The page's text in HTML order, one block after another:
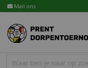
Mail ons